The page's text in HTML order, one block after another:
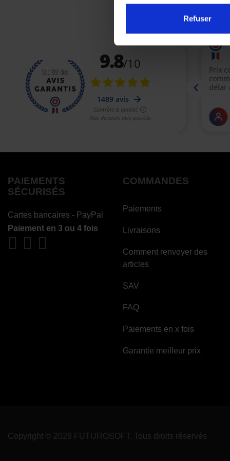
Refuser
PAIEMENTS
SÉCURISÉS
Cartes bancaires - PayPal
Paiement en 3 ou 4 fois
COMMANDES
Paiements
Livraisons
Comment renvoyer des
articles
SAV
FAQ
Paiements en x fois
Garantie meilleur prix
Copyright © 2026 FUTUROSOFT. Tous droits réservés